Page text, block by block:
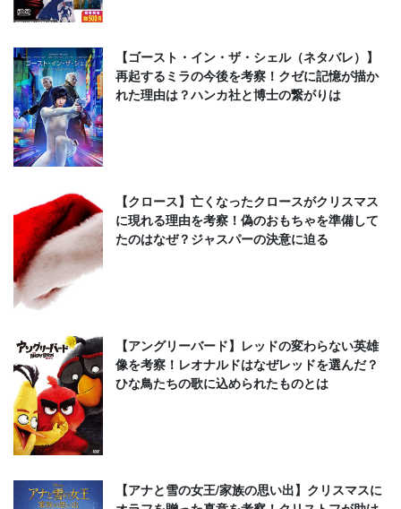
【ゴースト・イン・ザ・シェル（ネタバレ）】
再起するミラの今後を考察！クゼに記憶が描か
れた理由は？ハンカ社と博士の繋がりは
【クロース】亡くなったクロースがクリスマス
に現れる理由を考察！偽のおもちゃを準備して
たのはなぜ？ジャスパーの決意に迫る
【アングリーバード】レッドの変わらない英雄
像を考察！レオナルドはなぜレッドを選んだ？
ひな鳥たちの歌に込められたものとは
【アナと雪の女王/家族の思い出】クリスマスに